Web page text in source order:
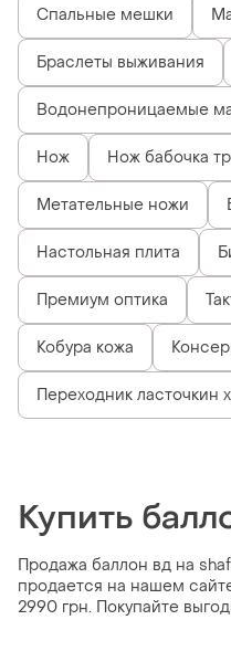
Спальные мешки
Браслеты выживания
Водонепроницаемые
Нож Нож бабочка
Метательные ножи
Настольная плита
Премиум оптика
Кобура кожа
Переходник ласточкин
Купить
Продажа баллон вд на
продается на нашем
2990 грн. Покупайте